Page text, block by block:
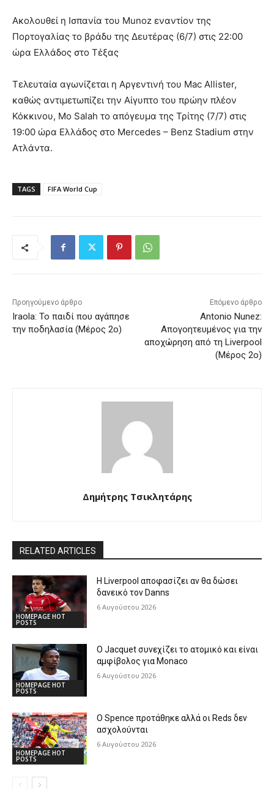
Ακολουθεί η Ισπανία του Munoz εναντίον της
Πορτογαλίας το βράδυ της Δευτέρας (6/7) στις 22:00
ώρα Ελλάδος στο Τέξας
Τελευταία αγωνίζεται η Αργεντινή του Mac Allister,
καθώς αντιμετωπίζει την Αίγυπτο του πρώην πλέον
Κόκκινου, Mo Salah το απόγευμα της Τρίτης (7/7) στις
19:00 ώρα Ελλάδος στο Mercedes – Benz Stadium στην
Ατλάντα.
TAGS FIFA World Cup
Προηγούμενο άρθρο
Iraola: Το παιδί που αγάπησε
την ποδηλασία (Μέρος 2ο)
Επόμενο άρθρο
Antonio Nunez:
Απογοητευμένος για την
αποχώρηση από τη Liverpool
(Μέρος 2ο)
Δημήτρης Τσικλητάρης
RELATED ARTICLES
HOMEPAGE HOT
POSTS
Η Liverpool αποφασίζει αν θα δώσει
δανεικό τον Danns
6 Αυγούστου 2026
HOMEPAGE HOT
POSTS
Ο Jacquet συνεχίζει το ατομικό και είναι
αμφίβολος για Monaco
6 Αυγούστου 2026
HOMEPAGE HOT
POSTS
Ο Spence προτάθηκε αλλά οι Reds δεν
ασχολούνται
6 Αυγούστου 2026